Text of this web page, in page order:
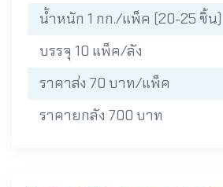
น้ำหนัก 1 กก./แพ็ค (20-25 ชิ้น)
บรรจุ 10 แพ็ค/ลัง
ราคาส่ง 70 บาท/แพ็ค
ราคายกลัง 700 บาท